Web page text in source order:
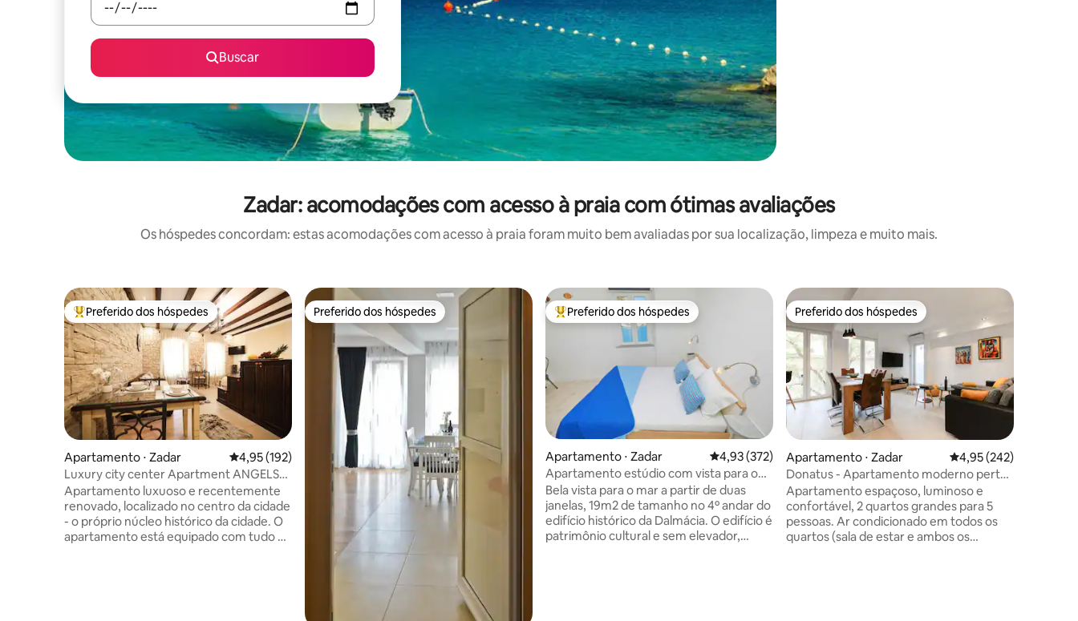
Buscar
Zadar: acomodações com acesso à praia com ótimas avaliações
Os hóspedes concordam: estas acomodações com acesso à praia foram muito bem avaliadas por sua localização, limpeza e muito mais.
Entre os melhores preferidos dos hóspedes
Preferido dos hóspedes
Apartamento ⋅ Zadar 4,95 de uma avaliação média de 5, 192 avaliações
4,95 (192)
Luxury city center Apartment ANGELS
RM
Apartamento luxuoso e recentemente
renovado, localizado no centro da cidade
- o próprio núcleo histórico da cidade. O
apartamento está equipado com tudo o
Preferido dos hóspedes
Preferido dos hóspedes Entre os melhores preferidos dos hóspedes
Preferido dos hóspedes
Apartamento ⋅ Zadar 4,93 de uma avaliação média de 5, 372 avaliações
4,93 (372)
Apartamento estúdio com vista para o
mar
Bela vista para o mar a partir de duas
janelas, 19m2 de tamanho no 4º andar do
edifício histórico da Dalmácia. O edifício é
patrimônio cultural e sem elevador,
Preferido dos hóspedes
Preferido dos hóspedes
Apartamento ⋅ Zadar 4,95 de uma avaliação
4,95 (242)
Donatus - Apartamento moderno perto
da ponte/centro
Apartamento espaçoso, luminoso e
confortável, 2 quartos grandes para 5
pessoas. Ar condicionado em todos os
quartos (sala de estar e ambos os